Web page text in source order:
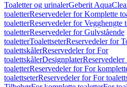
Toaletter og urinalerGeberit
toaletterReservedeler for Komplette
toaletterReservedeler for Vegghengte
toaletterReservedeler for Gulvstående
toaletterToalettseterReservedeler for
toalettskålerReservedeler for For
toalettskålerDesignplater
toaletterReservedeler for For
toalettseterReservedeler for For